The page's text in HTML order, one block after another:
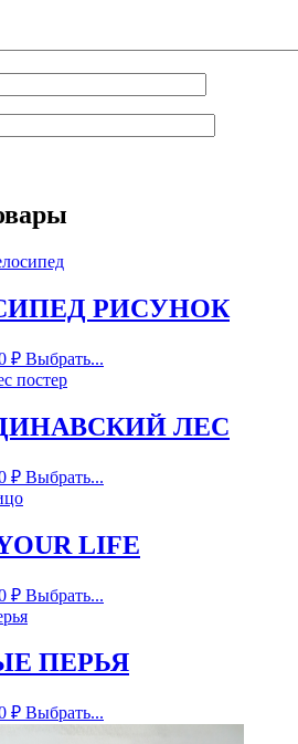
РИСУНОК
₽ Выбрать...
ЛЕС
₽ Выбрать...
LIFE
₽ Выбрать...
ПЕРЬЯ
₽ Выбрать...